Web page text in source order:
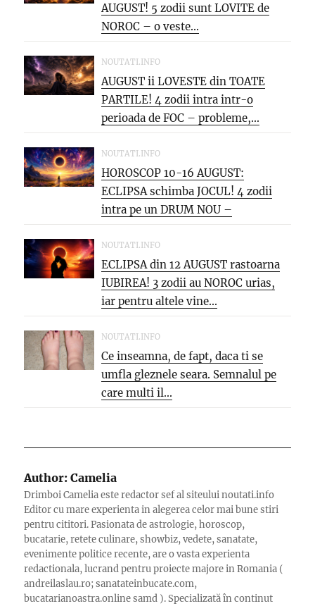
AUGUST! 5 zodii sunt LOVITE de
NOROC – o veste...
NOUTATI.INFO
AUGUST ii LOVESTE din TOATE
PARTILE! 4 zodii intra intr-o
perioada de FOC – probleme,...
NOUTATI.INFO
HOROSCOP 10-16 AUGUST:
ECLIPSA schimba JOCUL! 4 zodii
intra pe un DRUM NOU –
oportunitati...
NOUTATI.INFO
ECLIPSA din 12 AUGUST rastoarna
IUBIREA! 3 zodii au NOROC urias,
iar pentru altele vine...
NOUTATI.INFO
Ce inseamna, de fapt, daca ti se
umfla gleznele seara. Semnalul pe
care multi il...
Author: Camelia
Drimboi Camelia este redactor sef al siteului noutati.info
Editor cu mare experienta in alegerea celor mai bune stiri
pentru cititori. Pasionata de astrologie, horoscop,
bucatarie, retete culinare, showbiz, vedete, sanatate,
evenimente politice recente, are o vasta experienta
redactionala, lucrand pentru proiecte majore in Romania (
andreilaslau.ro; sanatateinbucate.com,
bucatarianoastra.online samd ). Specializată în continut